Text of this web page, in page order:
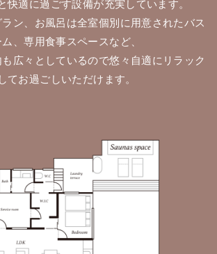
快適に過ごす設備が充実しています。
ン、お風呂は全室個別に用意されたバス
ム、専用食事スペースなど、
も広々としているので悠々自適にリラック
てお過ごしいただけます。